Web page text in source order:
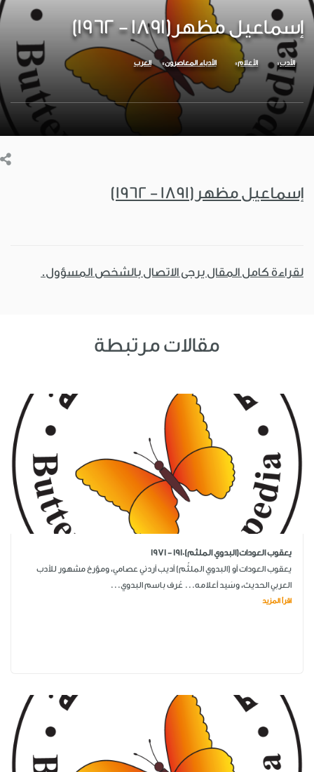
إسماعيل مظهر(1891 - 1962)
الأدب الأعلام الأدباء المعاصرون العرب
إسماعيل مظهر(1891 - 1962)
لقراءة كامل المقال يرجى الاتصال بالشخص المسؤول.
مقالات مرتبطة
يعقوب العودات(البدوي الملثم)1910 - 1971
يعقوب العودات أو (البدوي الملثّم) أديب أردني عصامي، ومؤرخ مشهور للأدب
العربي الحديث، وسَيد أعلامه... عُرف باسم البدوي...
اقرأ المزيد